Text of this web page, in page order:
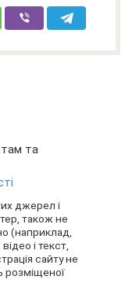
та
джерел і
також не
(наприклад,
і текст,
сайту не
розміщеної